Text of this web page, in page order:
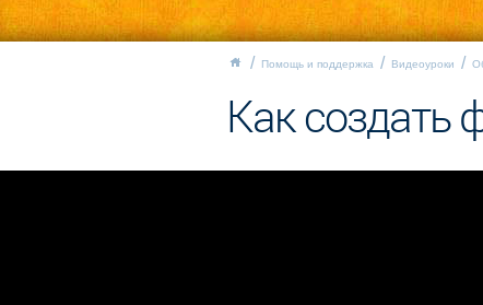
Помощь и поддержка Видеоуроки
Как создать